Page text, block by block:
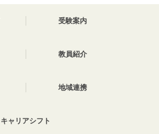
受験案内
教員紹介
地域連携
キャリアシフト